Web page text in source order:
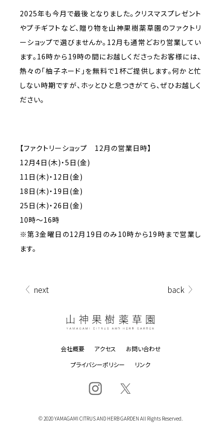
2025年も今月で最後となりました。クリスマスプレゼント
やプチギフトなど、贈り物を山神果樹薬草園のファクトリ
ーショップで選びませんか。12月も通常どおり営業してい
ます。16時から19時の間にお越しくださったお客様には、
熱々の「柚子ネード」を無料で1杯ご提供します。何かと忙
しない時期ですが、ホッとひと息つきがてら、ぜひお越しく
ださい。
【ファクトリーショップ 12月の営業日時】
12月4日(木)・5日(金)
11日(木)・12日(金)
18日(木)・19日(金)
25日(木)・26日(金)
10時～16時
※第3金曜日の12月19日のみ10時から19時まで営業し
ます。
next back
会社概要 アクセス
お問い合わせ
プライバシーポリシー
リンク
© 2020 YAMAGAMI CITRUS AND HERB GARDEN All Rights Reserved.